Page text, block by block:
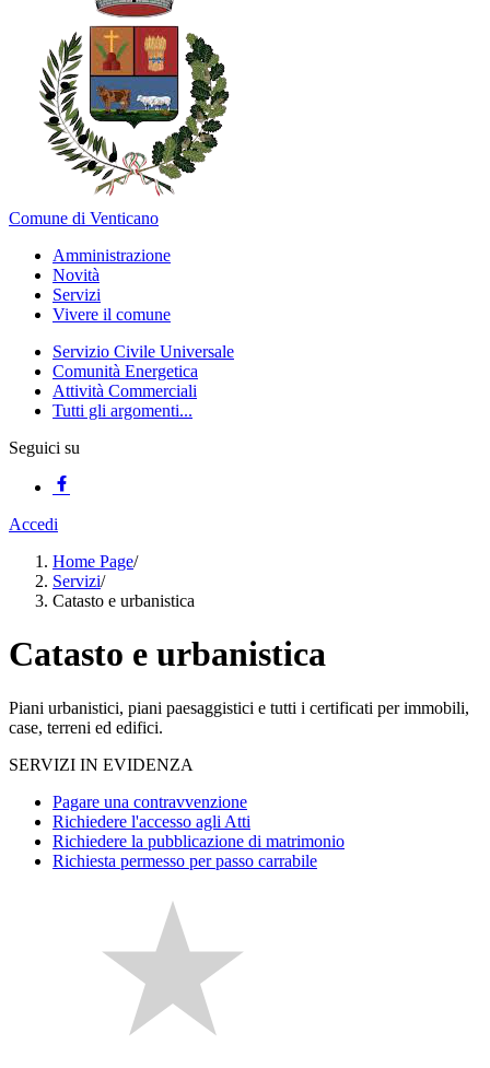
Comune di Venticano
Amministrazione
Novità
Servizi
Vivere il comune
Servizio Civile Universale
Comunità Energetica
Attività Commerciali
Tutti gli argomenti...
Seguici su
Accedi
Home Page/
Servizi/
Catasto e urbanistica
Catasto e urbanistica
Piani urbanistici, piani paesaggistici e tutti i certificati per immobili,
case, terreni ed edifici.
SERVIZI IN EVIDENZA
Pagare una contravvenzione
Richiedere l'accesso agli Atti
Richiedere la pubblicazione di matrimonio
Richiesta permesso per passo carrabile